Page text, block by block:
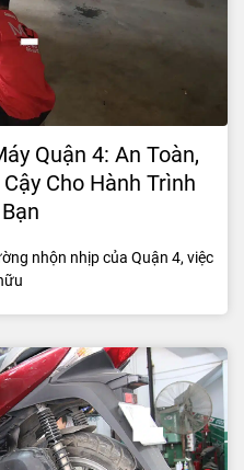
Quận 4: An Toàn,
Cho Hành Trình
nhộn nhịp của Quận 4, việc